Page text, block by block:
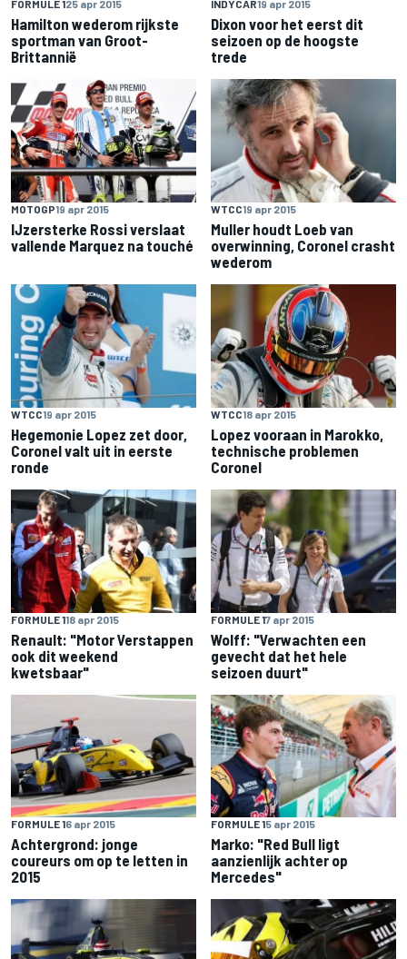
FORMULE 125 apr 2015
Hamilton wederom rijkste
sportman van Groot-
Brittannië
INDYCAR19 apr 2015
Dixon voor het eerst dit
seizoen op de hoogste
trede
MOTOGP19 apr 2015
IJzersterke Rossi verslaat
vallende Marquez na touché
WTCC19 apr 2015
Muller houdt Loeb van
overwinning, Coronel crasht
wederom
WTCC19 apr 2015
Hegemonie Lopez zet door,
Coronel valt uit in eerste
ronde
WTCC18 apr 2015
Lopez vooraan in Marokko,
technische problemen
Coronel
FORMULE 118 apr 2015
Renault: "Motor Verstappen
ook dit weekend
kwetsbaar"
FORMULE 17 apr 2015
Wolff: "Verwachten een
gevecht dat het hele
seizoen duurt"
FORMULE 16 apr 2015
Achtergrond: jonge
coureurs om op te letten in
2015
FORMULE 15 apr 2015
Marko: "Red Bull ligt
aanzienlijk achter op
Mercedes"